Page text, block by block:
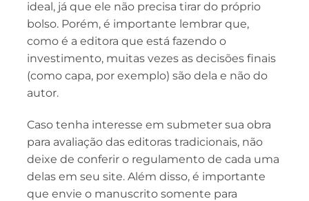
ideal, já que ele não precisa tirar do próprio
bolso. Porém, é importante lembrar que,
como é a editora que está fazendo o
investimento, muitas vezes as decisões finais
(como capa, por exemplo) são dela e não do
autor.
Caso tenha interesse em submeter sua obra
para avaliação das editoras tradicionais, não
deixe de conferir o regulamento de cada uma
delas em seu site. Além disso, é importante
que envie o manuscrito somente para